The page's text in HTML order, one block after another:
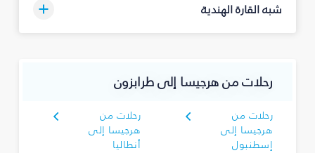
شبه القارة الهندية
رحلات من هرجيسا إلى طرابزون
رحلات من
هرجيسا إلى
إسطنبول
رحلات من
هرجيسا إلى
أنطاليا